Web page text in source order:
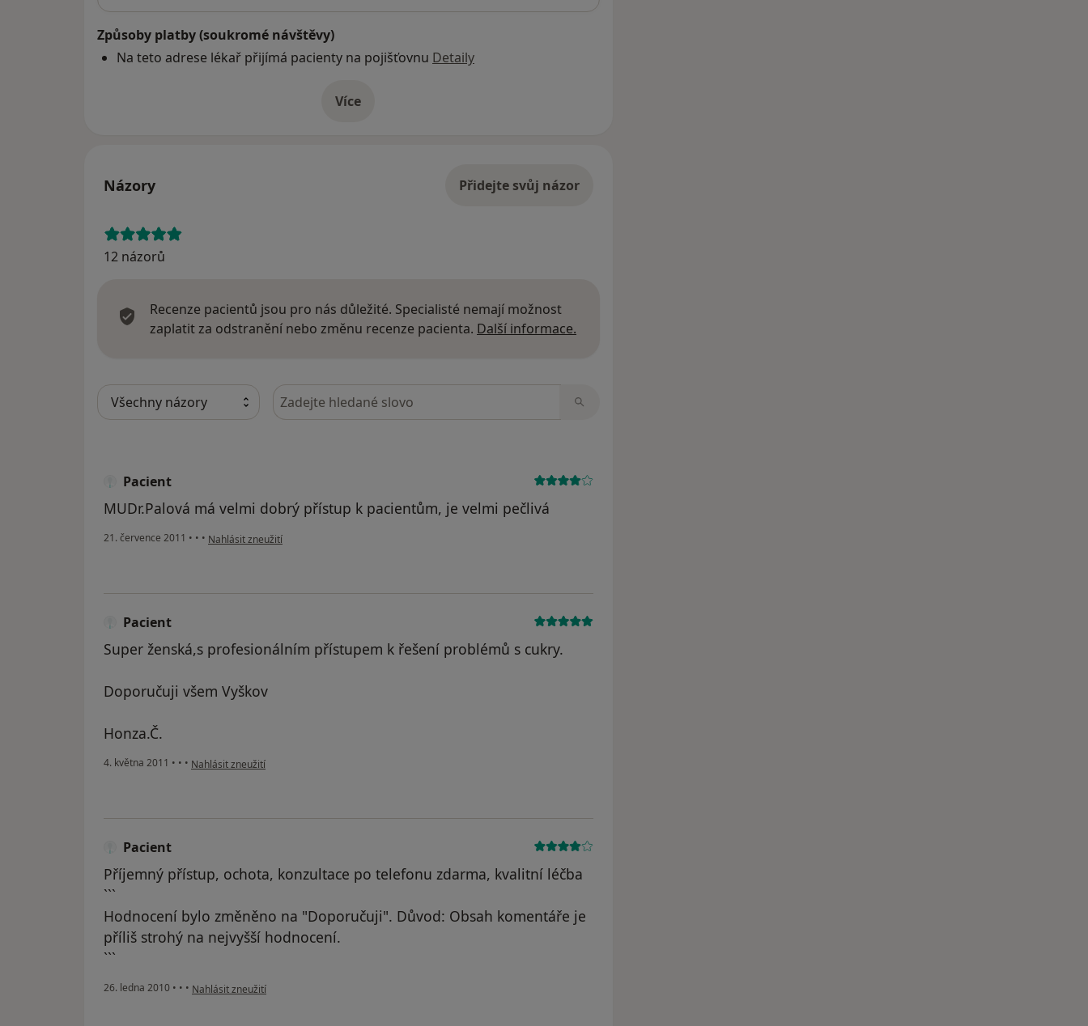
Způsoby platby (soukromé návštěvy)
Na teto adrese lékař přijímá pacienty na pojišťovnu Detaily
Víceo adrese
Názory Přidejte svůj názor
12 názorů
Recenze pacientů jsou pro nás důležité. Specialisté nemají možnost
zaplatit za odstranění nebo změnu recenze pacienta. Další informace.
Hledejte v názorech
Pacient
MUDr.Palová má velmi dobrý přístup k pacientům, je velmi pečlivá
21. července 2011 • • • podle názoru uživatele Pacient
Nahlásit zneužití
Pacient
Super ženská,s profesionálním přístupem k řešení problémů s cukry.
Doporučuji všem Vyškov
Honza.Č.
4. května 2011 • • • podle názoru uživatele Pacient
Nahlásit zneužití
Pacient
Příjemný přístup, ochota, konzultace po telefonu zdarma, kvalitní léčba
```
Hodnocení bylo změněno na "Doporučuji". Důvod: Obsah komentáře je
příliš strohý na nejvyšší hodnocení.
```
26. ledna 2010 • • • podle názoru uživatele Pacient
Nahlásit zneužití